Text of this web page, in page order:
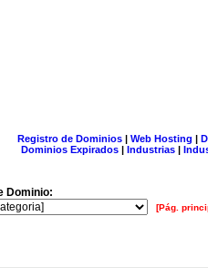
Registro de Dominios| Web Hosting |
Dominios Expirados | Industrias |
Dominio:
[Pág.